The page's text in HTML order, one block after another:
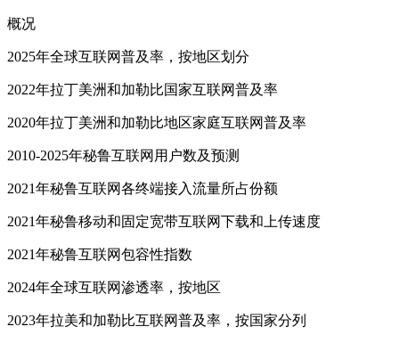
概况
2025年全球互联网普及率，按地区划分
2022年拉丁美洲和加勒比国家互联网普及率
2020年拉丁美洲和加勒比地区家庭互联网普及率
2010-2025年秘鲁互联网用户数及预测
2021年秘鲁互联网各终端接入流量所占份额
2021年秘鲁移动和固定宽带互联网下载和上传速度
2021年秘鲁互联网包容性指数
2024年全球互联网渗透率，按地区
2023年拉美和加勒比互联网普及率，按国家分列